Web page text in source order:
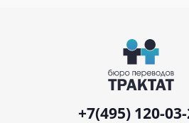
+7(495) 120-